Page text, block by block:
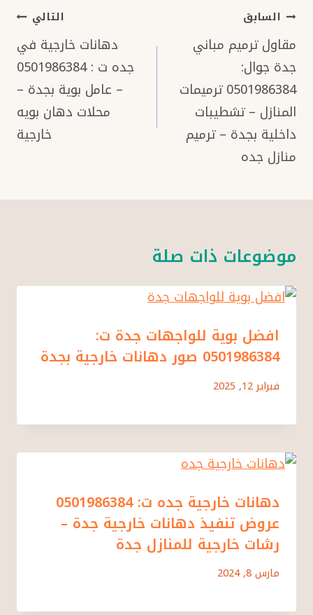
تصفّح
المقالات
السابق
مقاول ترميم مباني
جدة جوال:
0501986384 ترميمات
المنازل – تشطيبات
داخلية بجدة – ترميم
منازل جده
التالي
دهانات خارجية في
جده ت : 0501986384
– عامل بوية بجدة –
محلات دهان بويه
خارجية
موضوعات ذات صلة
افضل بوية للواجهات جدة ت:
0501986384 صور دهانات خارجية بجدة
فبراير 12, 2025
دهانات خارجية جده ت: 0501986384
عروض تنفيذ دهانات خارجية جدة –
رشات خارجية للمنازل جدة
مارس 8, 2024